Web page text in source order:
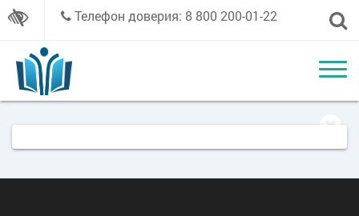
Телефон доверия: 8 800 200-01-22